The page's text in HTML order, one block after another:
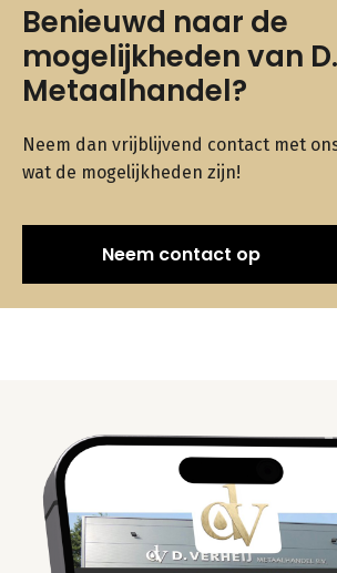
Benieuwd naar de
mogelijkheden van
Metaalhandel?
Neem dan vrijblijvend contact met
wat de mogelijkheden zijn!
Neem contact op